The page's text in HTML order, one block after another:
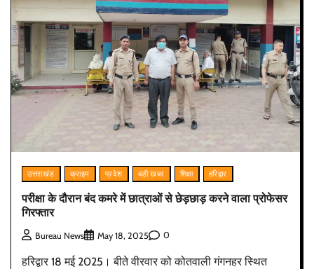
उत्तराखंड क्राइम प्रदेश बड़ी खबर शिक्षा हरिद्वार
परीक्षा के दौरान बंद कमरे में छात्राओं से छेड़छाड़ करने वाला प्रोफेसर
गिरफ्तार
Bureau News May 18, 2025 0
हरिद्वार 18 मई 2025। बीते वीरवार को कोतवाली गंगनहर स्थित